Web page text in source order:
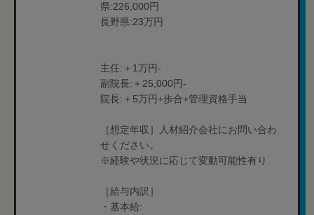
県:226,000円
長野県:23万円
主任:＋1万円-
副院長:＋25,000円-
院長:＋5万円+歩合+管理資格手当
［想定年収］人材紹介会社にお問い合わ
せください。
※経験や状況に応じて変動可能性有り
［給与内訳］
・基本給: